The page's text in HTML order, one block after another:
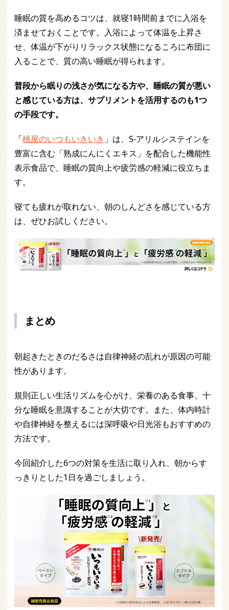
睡眠の質を高めるコツは、就寝1時間前までに入浴を
済ませておくことです。入浴によって体温を上昇さ
せ、体温が下がりリラックス状態になるころに布団に
入ることで、質の高い睡眠が得られます。
普段から眠りの浅さが気になる方や、睡眠の質が悪い
と感じている方は、サプリメントを活用するのも1つ
の手段です。
「桃屋のいつもいきいき 」は、S-アリルシステインを
豊富に含む「熟成にんにくエキス」を配合した機能性
表示食品で、睡眠の質向上や疲労感の軽減に役立ちま
す。
寝ても疲れが取れない、朝のしんどさを感じている方
は、ぜひお試しください。
まとめ
朝起きたときのだるさは自律神経の乱れが原因の可能
性があります。
規則正しい生活リズムを心がけ、栄養のある食事、十
分な睡眠を意識することが大切です。また、体内時計
や自律神経を整えるには深呼吸や日光浴もおすすめの
方法です。
今回紹介した6つの対策を生活に取り入れ、朝からす
っきりとした1日を過ごしましょう。